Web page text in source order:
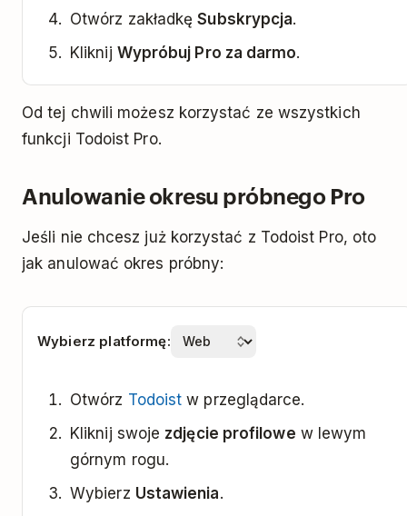
Otwórz zakładkęSubskrypcja.
Kliknij Wypróbuj Pro za darmo.
Od tej chwili możesz korzystać ze wszystkich
funkcji Todoist Pro.
Anulowanie okresu próbnego Pro
Jeśli nie chcesz już korzystać z Todoist Pro, oto
jak anulować okres próbny:
Wybierz platformę:
Otwórz Todoist w przeglądarce.
Kliknij swoje zdjęcie profilowe w lewym
górnym rogu.
Wybierz Ustawienia.